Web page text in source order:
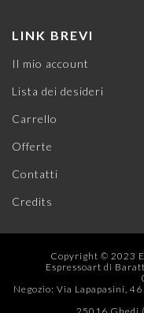
LINK BREVI
Il mio account
Lista dei desideri
Carrello
Offerte
Contatti
Credits
Copyright © 2023
Espressoart di
Negozio: Via Lapapasini,